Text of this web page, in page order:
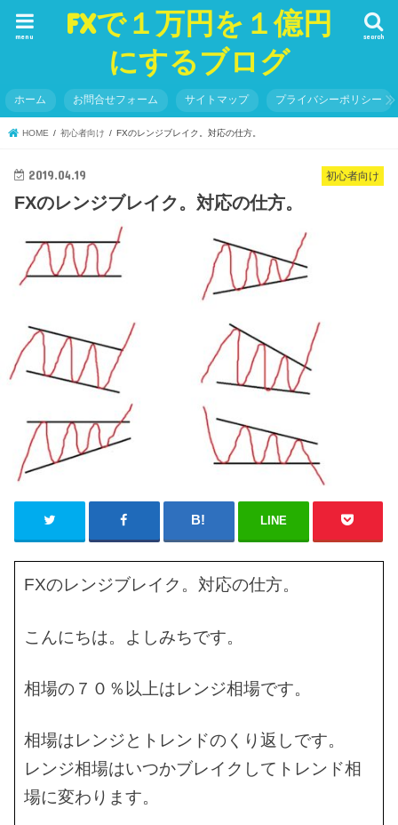
FXで１万円を１億円
にするブログ
search
menu
ホーム お問合せフォーム サイトマップ プライバシーポリシー
HOME 初心者向け FXのレンジブレイク。対応の仕方。
初心者向け
2019.04.19
FXのレンジブレイク。対応の仕方。
LINE
FXのレンジブレイク。対応の仕方。
こんにちは。よしみちです。
相場の７０％以上はレンジ相場です。
相場はレンジとトレンドのくり返しです。
レンジ相場はいつかブレイクしてトレンド相
場に変わります。